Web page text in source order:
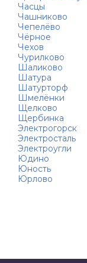
Часцы
Чашниково
Чепелёво
Чёрное
Чехов
Чурилково
Шаликово
Шатура
Шатурторф
Шмелёнки
Щелково
Щербинка
Электрогорск
Электросталь
Электроугли
Юдино
Юность
Юрлово